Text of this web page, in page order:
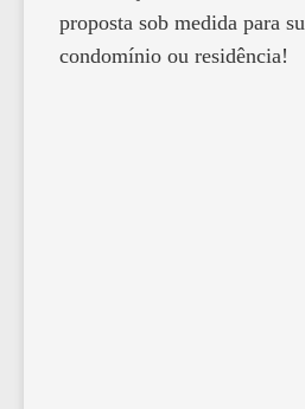
proposta sob medida para
condomínio ou residência!